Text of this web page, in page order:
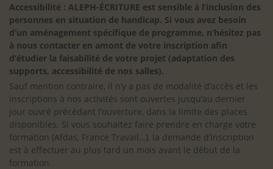
Accessibilité : ALEPH-ÉCRITURE est sensible à l’inclusion des
personnes en situation de handicap. Si vous avez besoin
d’un aménagement spécifique de programme, n’hésitez pas
à nous contacter en amont de votre inscription afin
d’étudier la faisabilité de votre projet (adaptation des
supports, accessibilité de nos salles).
Sauf mention contraire, il n’y a pas de modalité d’accès et les
inscriptions à nos activités sont ouvertes jusqu’au dernier
jour ouvré précédant l’ouverture, dans la limite des places
disponibles. Si vous souhaitez faire prendre en charge votre
formation (Afdas, France Travail…), la demande d’inscription
est à effectuer au plus tard un mois avant le début de la
formation.